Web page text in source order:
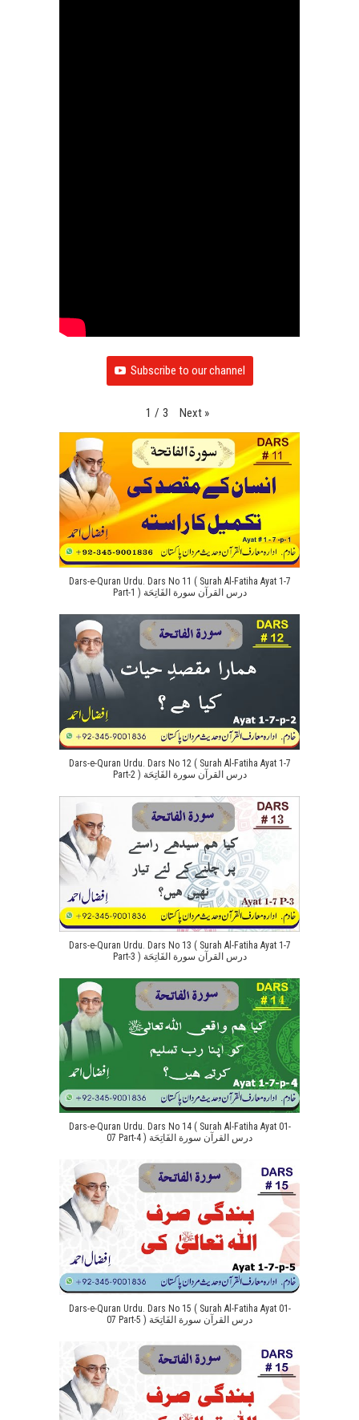
Subscribe to our channel
1 / 3 Next »
Dars-e-Quran Urdu. Dars No 11 ( Surah Al-Fatiha Ayat 1-7
Part-1 ) درس القرآن سورة الفَاتِحَة
Dars-e-Quran Urdu. Dars No 12 ( Surah Al-Fatiha Ayat 1-7
Part-2 ) درس القرآن سورة الفَاتِحَة
Dars-e-Quran Urdu. Dars No 13 ( Surah Al-Fatiha Ayat 1-7
Part-3 ) درس القرآن سورة الفَاتِحَة
Dars-e-Quran Urdu. Dars No 14 ( Surah Al-Fatiha Ayat 01-
07 Part-4 ) درس القرآن سورة الفَاتِحَة
Dars-e-Quran Urdu. Dars No 15 ( Surah Al-Fatiha Ayat 01-
07 Part-5 ) درس القرآن سورة الفَاتِحَة